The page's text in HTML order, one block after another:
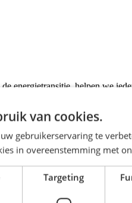
energietransitie, helpen we
voor jou. Je hebt de
Er zijn
van cookies.
gebruikerservaring te
in overeenstemming met
Targeting